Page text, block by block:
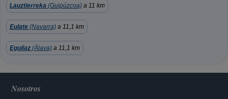
Lauztierreka (Guipúzcoa) a 11 km
Eulate (Navarra) a 11,1 km
Eguilaz (Álava) a 11,1 km
Nosotros